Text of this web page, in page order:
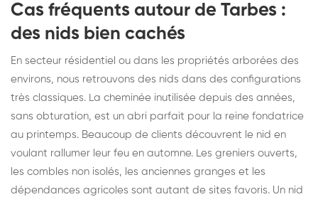
Cas fréquents autour de Tarbes :
des nids bien cachés
En secteur résidentiel ou dans les propriétés arborées des
environs, nous retrouvons des nids dans des configurations
très classiques. La cheminée inutilisée depuis des années,
sans obturation, est un abri parfait pour la reine fondatrice
au printemps. Beaucoup de clients découvrent le nid en
voulant rallumer leur feu en automne. Les greniers ouverts,
les combles non isolés, les anciennes granges et les
dépendances agricoles sont autant de sites favoris. Un nid